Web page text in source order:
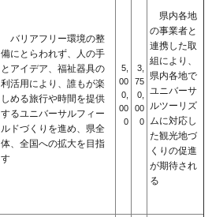
バリアフリー環境の整
備にとらわれず、人の手
とアイデア、福祉器具の
利活用により、誰もが楽
しめる旅行や時間を提供
するユニバーサルフィー
ルドづくりを進め、県全
体、全国への拡大を目指
す
5,
00
0,
00
0
3,
75
0,
00
0
県内各地
の事業者と
連携した取
組により、
県内各地で
ユニバーサ
ルツーリズ
ムに対応し
た観光地づ
くりの促進
が期待され
る